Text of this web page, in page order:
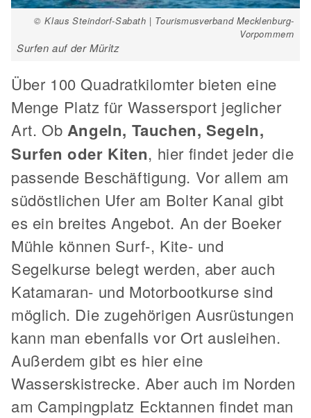
© Klaus Steindorf-Sabath | Tourismusverband Mecklenburg-
Vorpommern
Surfen auf der Müritz
Über 100 Quadratkilomter bieten eine
Menge Platz für Wassersport jeglicher
Art. Ob Angeln, Tauchen, Segeln,
Surfen oder Kiten, hier findet jeder die
passende Beschäftigung. Vor allem am
südöstlichen Ufer am Bolter Kanal gibt
es ein breites Angebot. An der Boeker
Mühle können Surf-, Kite- und
Segelkurse belegt werden, aber auch
Katamaran- und Motorbootkurse sind
möglich. Die zugehörigen Ausrüstungen
kann man ebenfalls vor Ort ausleihen.
Außerdem gibt es hier eine
Wasserskistrecke. Aber auch im Norden
am Campingplatz Ecktannen findet man